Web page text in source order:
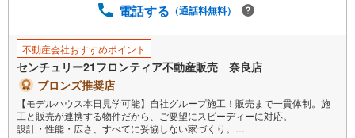
電話する （通話料無料）
不動産会社おすすめポイント
センチュリー21フロンティア不動産販売 奈良店
ブロンズ推奨店
【モデルハウス本日見学可能】自社グループ施工！販売まで一貫体制。施
工と販売が連携する物件だから、ご要望にスピーディーに対応。
設計・性能・広さ、すべてに妥協しない家づくり。